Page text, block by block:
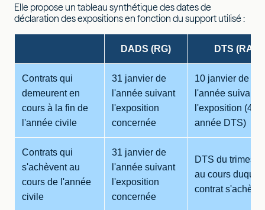
Elle propose un tableau synthétique des dates de
déclaration des expositions en fonction du support utilisé :
DADS (RG) DTS (RA)
Contrats qui
demeurent en
cours à la fin de
l'année civile
31 janvier de
l'année suivant
l'exposition
concernée
10 janvier de
l'année suivant
l'exposition
année DTS)
Contrats qui
s'achèvent au
cours de l'année
civile
31 janvier de
l'année suivant
l'exposition
concernée
DTS du trimestre
au cours duquel
contrat s'achève